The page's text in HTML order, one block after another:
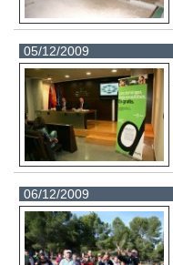
05/12/2009
06/12/2009